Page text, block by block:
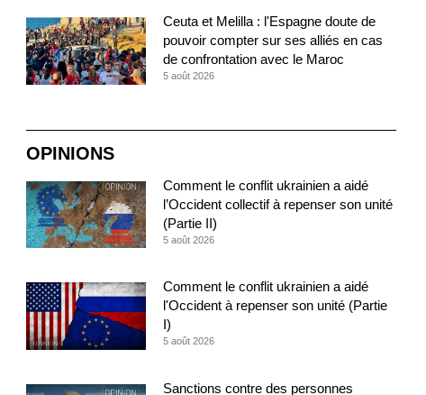
Ceuta et Melilla : l'Espagne doute de
pouvoir compter sur ses alliés en cas
de confrontation avec le Maroc
5 août 2026
OPINIONS
Comment le conflit ukrainien a aidé
l’Occident collectif à repenser son unité
(Partie II)
5 août 2026
Comment le conflit ukrainien a aidé
l'Occident à repenser son unité (Partie
I)
5 août 2026
Sanctions contre des personnes